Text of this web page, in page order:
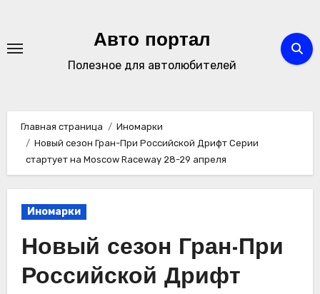
содержимому
Авто портал
Полезное для автолюбителей
Главная страница
Иномарки
Новый сезон Гран-При Российской Дрифт Серии
стартует на Moscow Raceway 28-29 апреля
Иномарки
Новый сезон Гран-При
Российской Дрифт